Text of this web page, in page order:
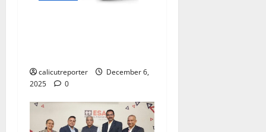
calicutreporter
December 6,
2025
0